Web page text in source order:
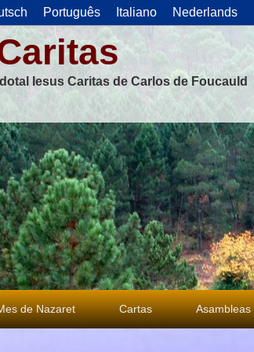
Português Italiano Nederlands
Iesus Caritas de Carlos de Foucauld
de Nazaret Cartas Asambleas